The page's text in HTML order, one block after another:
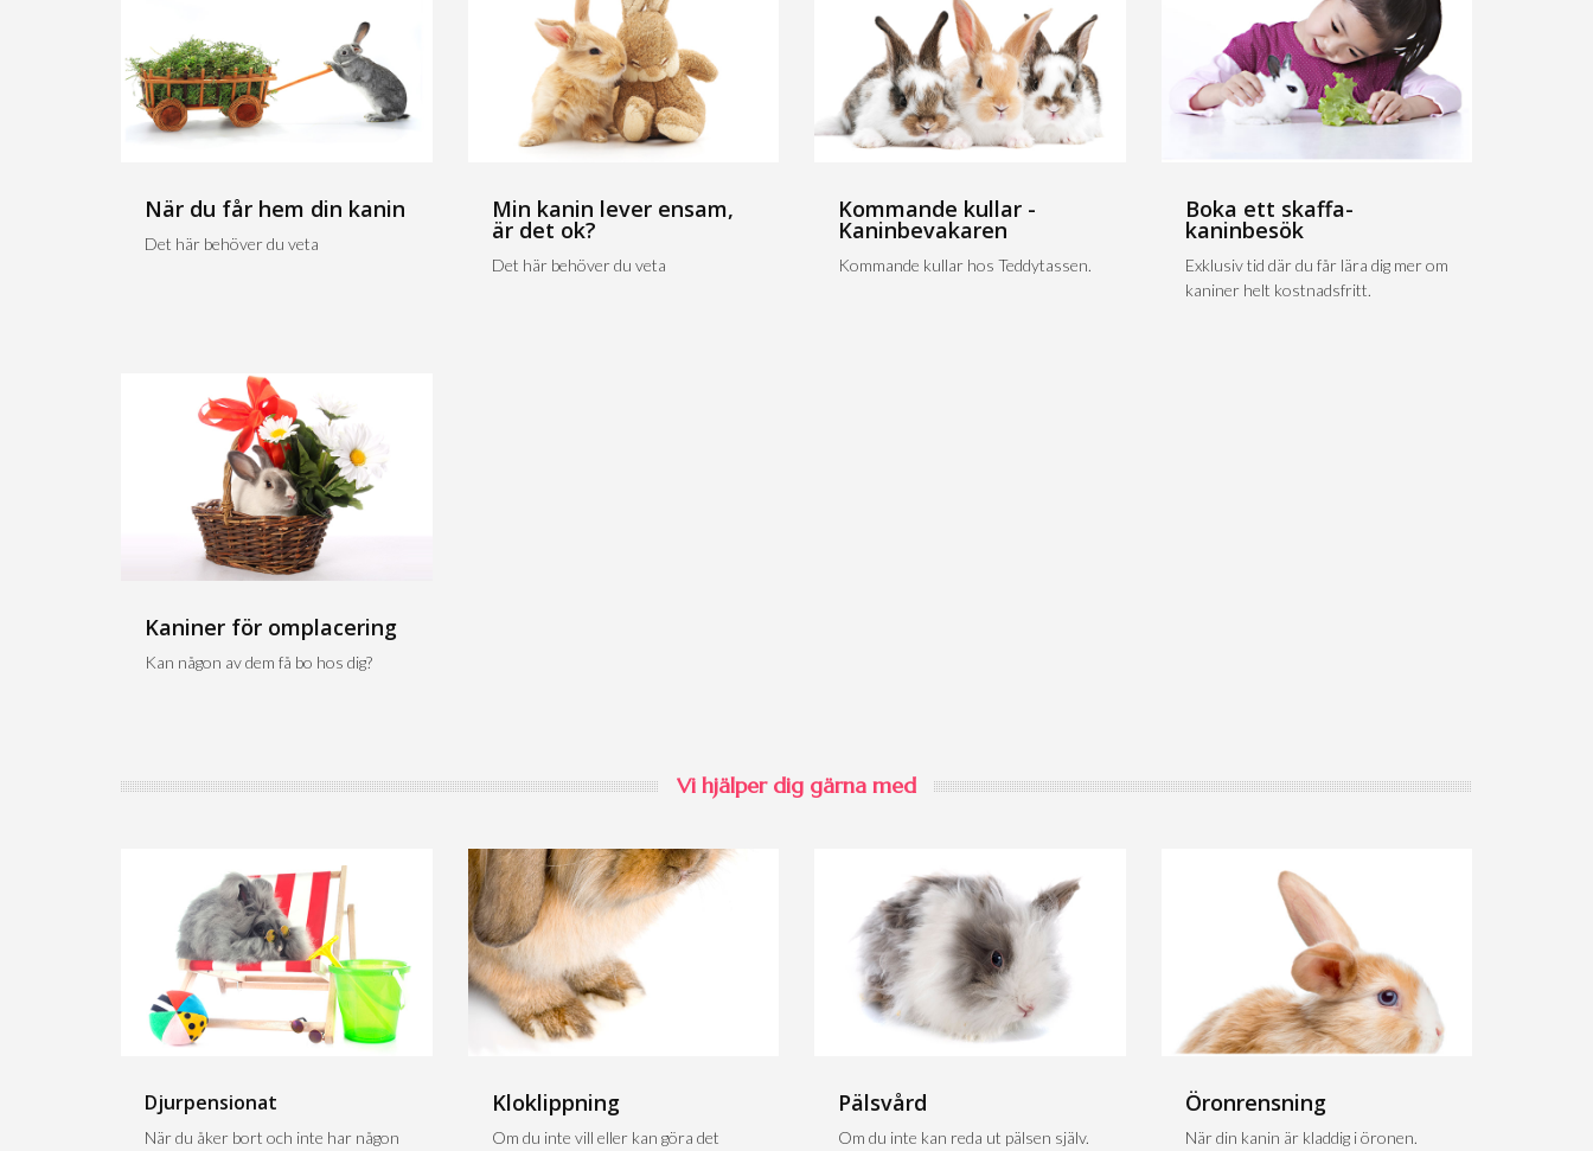
När du får hem din kanin
Det här behöver du veta
Min kanin lever ensam,
är det ok?
Det här behöver du veta
Kommande kullar -
Kaninbevakaren
Kommande kullar hos Teddytassen.
Boka ett skaffa-
kaninbesök
Exklusiv tid där du får lära dig mer om
kaniner helt kostnadsfritt.
Kaniner för omplacering
Kan någon av dem få bo hos dig?
Vi hjälper dig gärna med
Djurpensionat
När du åker bort och inte har någon
Kloklippning
Om du inte vill eller kan göra det
Pälsvård
Om du inte kan reda ut pälsen själv.
Öronrensning
När din kanin är kladdig i öronen.